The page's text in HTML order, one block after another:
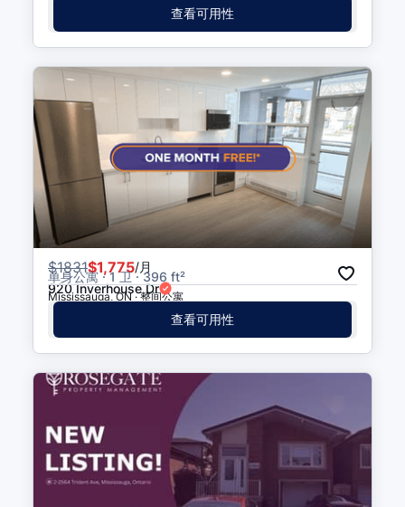
查看可用性
$1831$1,775/月
单身公寓 · 1 卫 · 396 ft²
920 Inverhouse Dr
Mississauga, ON · 整间公寓
查看可用性